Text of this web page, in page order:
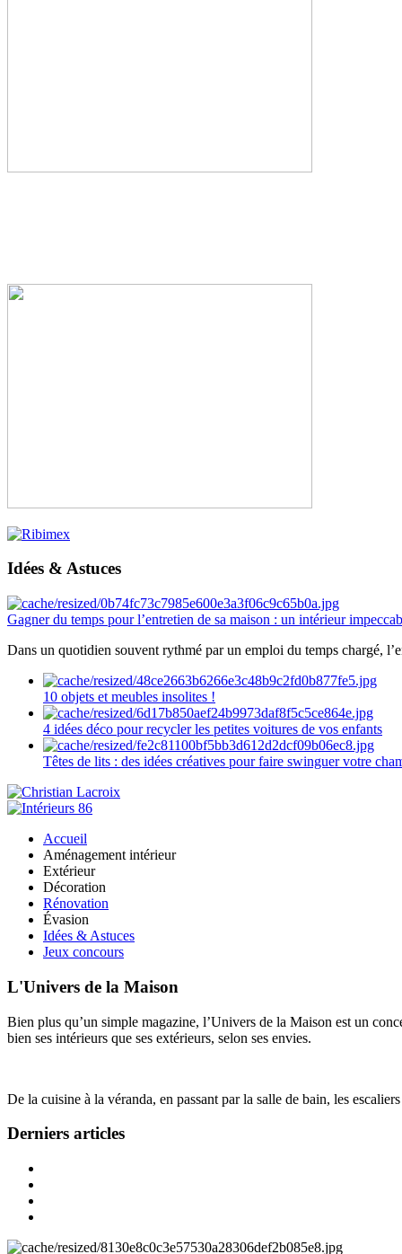
Idées & Astuces
Gagner du temps pour l’entretien de sa maison : un intérieur
Dans un quotidien souvent rythmé par un emploi du temps chargé,
10 objets et meubles insolites !
4 idées déco pour recycler les petites voitures de vos enfants
Têtes de lits : des idées créatives pour faire swinguer votre
Accueil
Aménagement intérieur
Extérieur
Décoration
Rénovation
Évasion
Idées & Astuces
Jeux concours
L'Univers de la Maison
Bien plus qu’un simple magazine, l’Univers de la Maison est un
bien ses intérieurs que ses extérieurs, selon ses envies.
De la cuisine à la véranda, en passant par la salle de bain, les
Derniers articles